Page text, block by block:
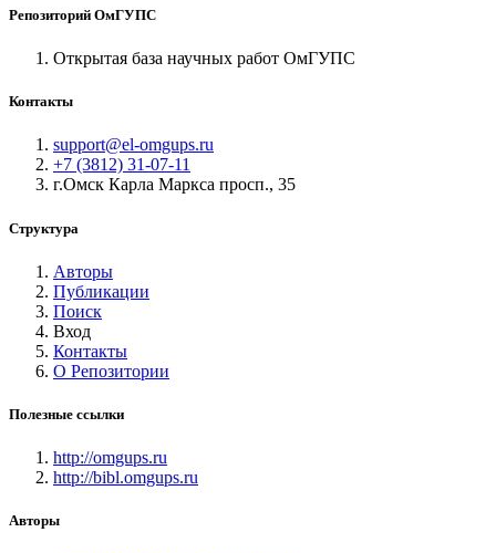
Репозиторий ОмГУПС
Открытая база научных работ ОмГУПС
Контакты
support@el-omgups.ru
+7 (3812) 31-07-11
г.Омск Карла Маркса просп., 35
Структура
Авторы
Публикации
Поиск
Вход
Контакты
О Репозитории
Полезные ссылки
http://omgups.ru
http://bibl.omgups.ru
Авторы